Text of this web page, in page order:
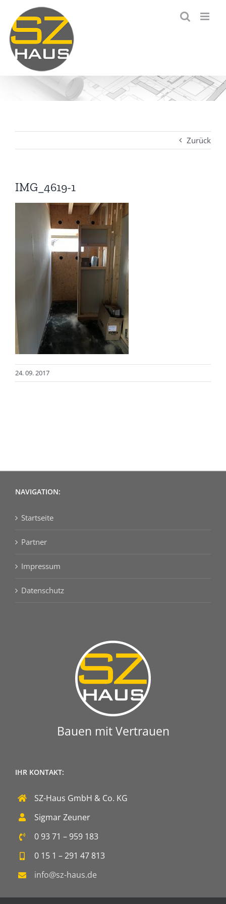
Inhalt
springen
Zurück
IMG_4619-1
24. 09. 2017
NAVIGATION:
Startseite
Partner
Impressum
Datenschutz
Bauen mit Vertrauen
IHR KONTAKT:
SZ-Haus GmbH & Co. KG
Sigmar Zeuner
0 93 71 – 959 183
0 15 1 – 291 47 813
info@sz-haus.de